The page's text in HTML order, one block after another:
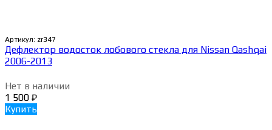
Артикул: zr347
Дефлектор водосток лобового стекла для Nissan Qashqai
2006-2013
Нет в наличии
1 500 ₽
Купить